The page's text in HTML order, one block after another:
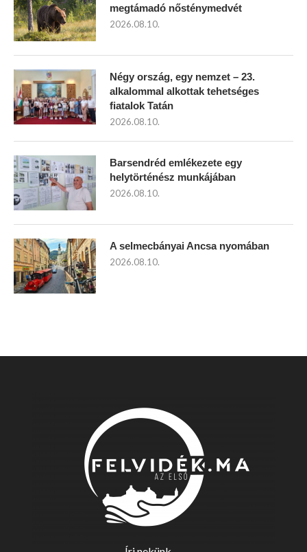
megtámadó nősténymedvét
2026.08.10.
Négy ország, egy nemzet – 23.
alkalommal alkottak tehetséges
fiatalok Tatán
2026.08.10.
Barsendréd emlékezete egy
helytörténész munkájában
2026.08.10.
A selmecbányai Ancsa nyomában
2026.08.10.